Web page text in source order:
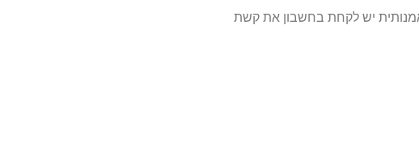
יש לקחת בחשבון את קשת